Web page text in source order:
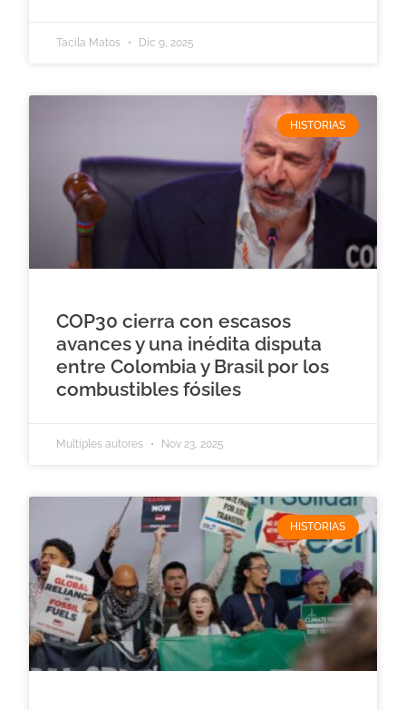
Tacila Matos Dic 9, 2025
HISTORIAS
COP30 cierra con escasos
avances y una inédita disputa
entre Colombia y Brasil por los
combustibles fósiles
Multiples autores Nov 23, 2025
HISTORIAS